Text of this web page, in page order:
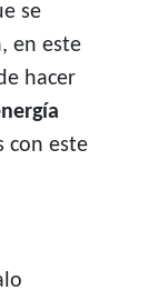
se
en este
hacer
con este